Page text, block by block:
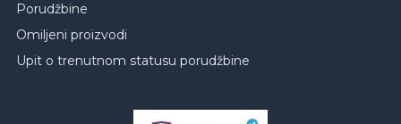
Porudžbine
Omiljeni proizvodi
Upit o trenutnom statusu porudžbine